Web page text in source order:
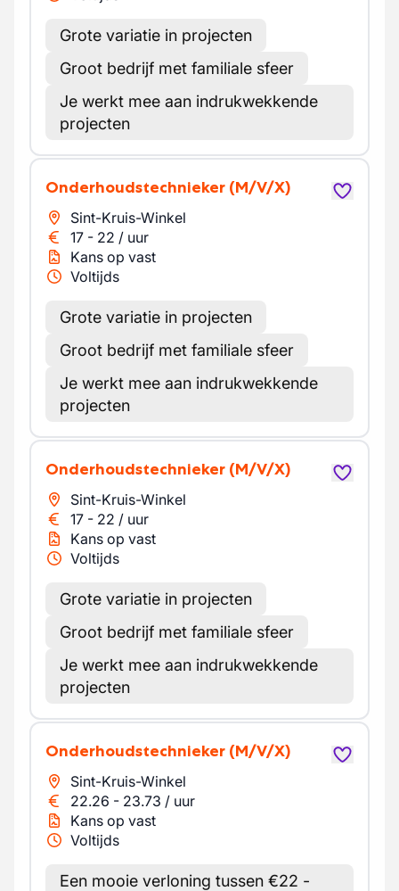
Grote variatie in projecten
Groot bedrijf met familiale sfeer
Je werkt mee aan indrukwekkende
projecten
Onderhoudstechnieker (M/V/X)
Sint-Kruis-Winkel
17 - 22 / uur
Kans op vast
Voltijds
Grote variatie in projecten
Groot bedrijf met familiale sfeer
Je werkt mee aan indrukwekkende
projecten
Onderhoudstechnieker (M/V/X)
Sint-Kruis-Winkel
17 - 22 / uur
Kans op vast
Voltijds
Grote variatie in projecten
Groot bedrijf met familiale sfeer
Je werkt mee aan indrukwekkende
projecten
Onderhoudstechnieker (M/V/X)
Sint-Kruis-Winkel
22.26 - 23.73 / uur
Kans op vast
Voltijds
Een mooie verloning tussen €22 -